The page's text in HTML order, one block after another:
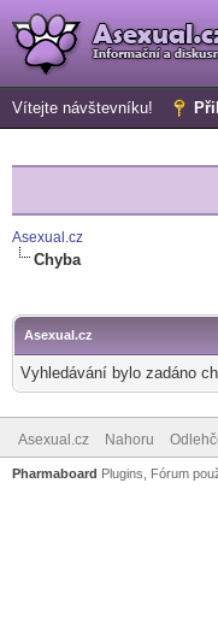
Vítejte návštevníku!
Asexual.cz
Chyba
Asexual.cz
Vyhledávání bylo zadáno
Asexual.cz Nahoru
Pharmaboard Plugins, Fórum